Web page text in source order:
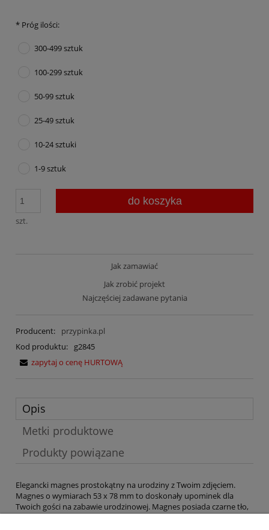
* Próg ilości:
300-499 sztuk
100-299 sztuk
50-99 sztuk
25-49 sztuk
10-24 sztuki
1-9 sztuk
szt.
do koszyka
Jak zamawiać
Jak zrobić projekt
Najczęściej zadawane pytania
Producent:
przypinka.pl
Kod produktu:
g2845
zapytaj o cenę HURTOWĄ
Opis
Metki produktowe
Produkty powiązane
Elegancki magnes prostokątny na urodziny z Twoim zdjęciem.
Magnes o wymiarach 53 x 78 mm to doskonały upominek dla
Twoich gości na zabawie urodzinowej. Magnes posiada czarne tło,